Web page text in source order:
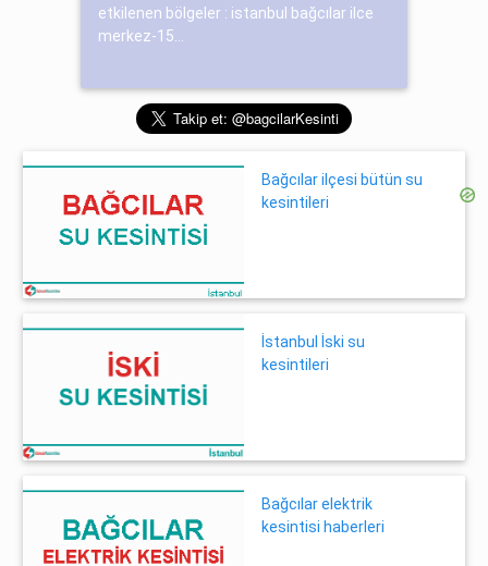
etkilenen bölgeler : istanbul bağcılar ilce
merkez-15...
Bağcılar ilçesi bütün su
kesintileri
İstanbul İski su
kesintileri
Bağcılar elektrik
kesintisi haberleri